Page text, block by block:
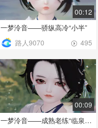
00:12
一梦泠音——骄纵高冷“小半”
495
路人9070
00:09
一梦泠音——成熟老练“临泉客”